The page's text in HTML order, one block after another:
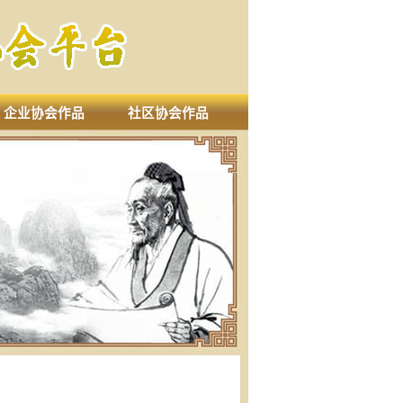
企业协会作品 社区协会作品